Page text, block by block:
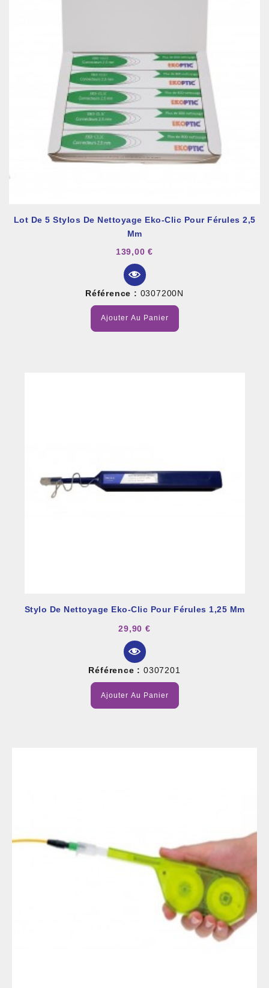
Lot De 5 Stylos De Nettoyage Eko-Clic Pour Férules 2,5
Mm
139,00 €
Référence : 0307200N
Ajouter Au Panier
Stylo De Nettoyage Eko-Clic Pour Férules 1,25 Mm
29,90 €
Référence : 0307201
Ajouter Au Panier